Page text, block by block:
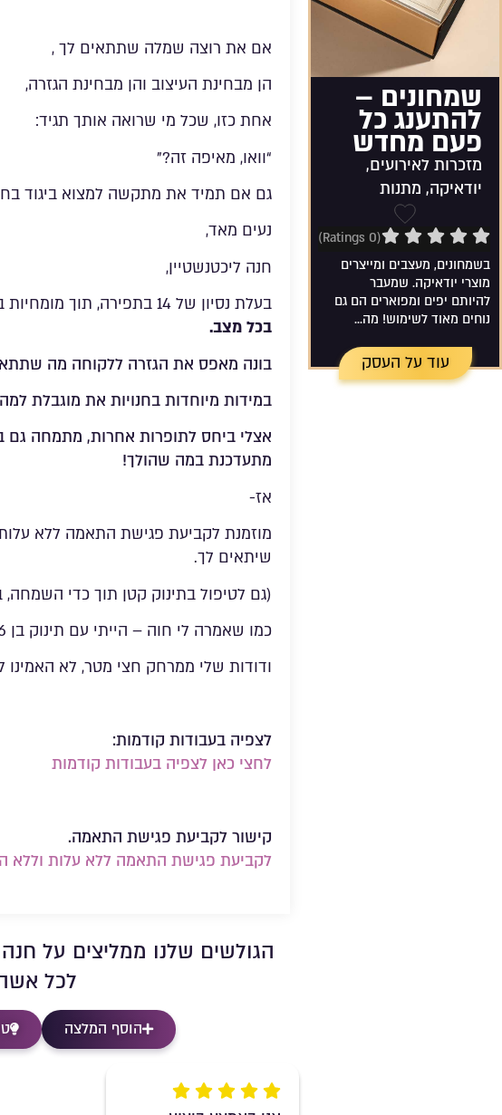
שמחונים –
להתענג כל
פעם מחדש
מזכרות לאירועים,
יודאיקה, מתנות
שמירה ברשימת מועדפים
(0 Ratings)
בשמחונים, מעצבים ומייצרים
מוצרי יודאיקה. שמעבר
להיותם יפים ומפוארים הם גם
נוחים מאוד לשימוש! מה...
עוד על העסק
אם את רוצה שמלה שתתאים לך ,
הן מבחינת העיצוב והן מבחינת הגזרה,
אחת כזו, שכל מי שרואה אותך תגיד:
“וואו, מאיפה זה?”
גם אם תמיד את מתקשה למצוא ביגוד
נעים מאד,
חנה ליכטנשטיין,
בעלת נסיון של 14 בתפירה, תוך מומחיות בהתאמת עיצוב וגיזרה למבנה גוף
בכל מצב.
בונה מאפס את הגזרה ללקוחה מה
במידות מיוחדות בחנויות את מוגבלת
אצלי ביחס לתופרות אחרות, מתמחה גם
מתעדכנת במה שהולך!
אז-
מוזמנת לקביעת פגישת התאמה ללא
שיתאים לך.
(גם לטיפול בתינוק קטן תוך כדי השמחה,
כמו שאמרה לי חוה – הייתי עם תינוק בן 6 שבועות בחתונה של אחי,
ודודות שלי ממרחק חצי מטר, לא האמינו
לצפיה בעבודות קודמות:
לחצי כאן לצפיה בעבודות קודמות
קישור לקביעת פגישת התאמה.
לקביעת פגישת התאמה ללא עלות וללא
הגולשים שלנו ממליצים על
לכל
הוסף המלצה
Rating 5 out of 5